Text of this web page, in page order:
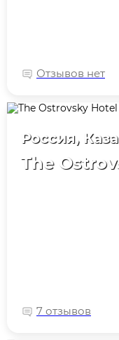
Отзывов нет
Россия,
The
7 отзывов